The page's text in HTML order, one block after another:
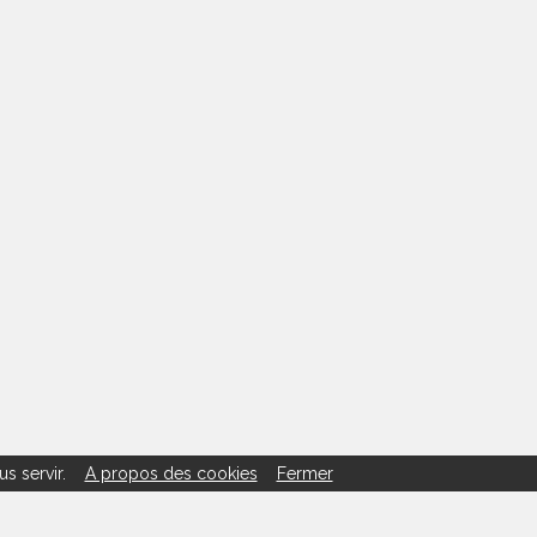
servir. A propos des cookies Fermer